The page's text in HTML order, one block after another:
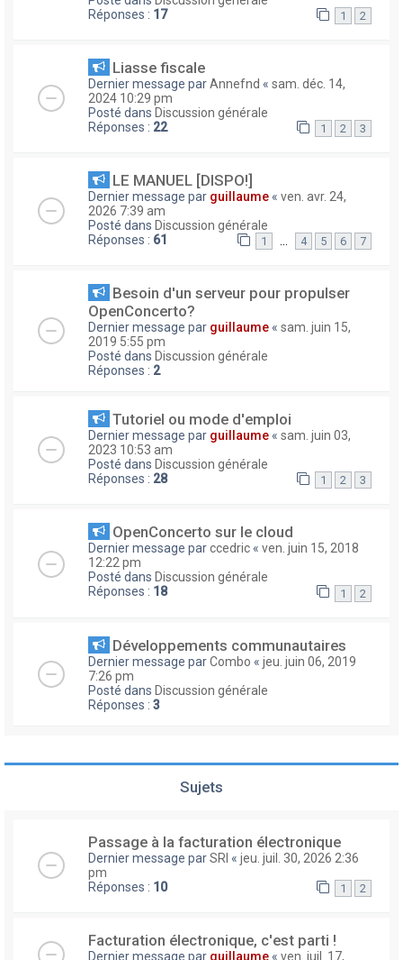
Réponses : 17 1 2
Liasse fiscale
Dernier message parAnnefnd « sam. déc. 14,
2024 10:29 pm
Posté dans Discussion générale
Réponses : 22 1 2 3
LE MANUEL [DISPO!]
Dernier message par guillaume « ven. avr. 24,
2026 7:39 am
Posté dans Discussion générale
Réponses : 61 1 … 4 5 6 7
Besoin d'un serveur pour propulser
OpenConcerto?
Dernier message par guillaume « sam. juin 15,
2019 5:55 pm
Posté dans Discussion générale
Réponses : 2
Tutoriel ou mode d'emploi
Dernier message par guillaume « sam. juin 03,
2023 10:53 am
Posté dans Discussion générale
Réponses : 28 1 2 3
OpenConcerto sur le cloud
Dernier message parccedric « ven. juin 15, 2018
12:22 pm
Posté dans Discussion générale
Réponses : 18 1 2
Développements communautaires
Dernier message parCombo « jeu. juin 06, 2019
7:26 pm
Posté dans Discussion générale
Réponses : 3
Sujets
Passage à la facturation électronique
Dernier message parSRI « jeu. juil. 30, 2026 2:36
pm
Réponses : 10 1 2
Facturation électronique, c'est parti !
Dernier message par guillaume « ven. juil. 17,